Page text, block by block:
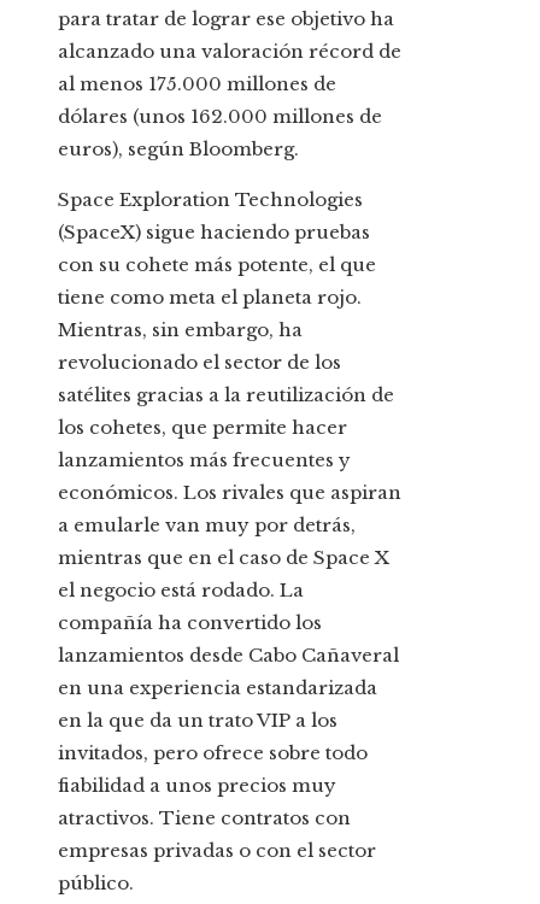
para tratar de lograr ese objetivo ha
alcanzado una valoración récord de
al menos 175.000 millones de
dólares (unos 162.000 millones de
euros), según Bloomberg.
Space Exploration Technologies
(SpaceX) sigue haciendo pruebas
con su cohete más potente, el que
tiene como meta el planeta rojo.
Mientras, sin embargo, ha
revolucionado el sector de los
satélites gracias a la reutilización de
los cohetes, que permite hacer
lanzamientos más frecuentes y
económicos. Los rivales que aspiran
a emularle van muy por detrás,
mientras que en el caso de Space X
el negocio está rodado. La
compañía ha convertido los
lanzamientos desde Cabo Cañaveral
en una experiencia estandarizada
en la que da un trato VIP a los
invitados, pero ofrece sobre todo
fiabilidad a unos precios muy
atractivos. Tiene contratos con
empresas privadas o con el sector
público.